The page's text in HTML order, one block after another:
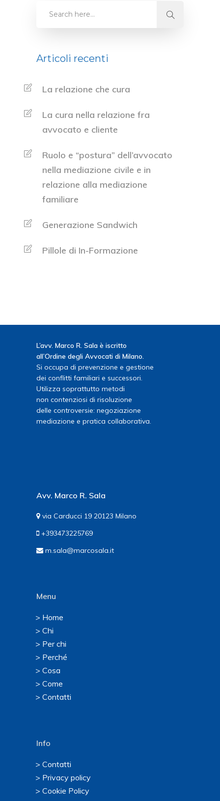
Articoli recenti
La relazione che cura
La cura nella relazione fra
avvocato e cliente
Ruolo e “postura” dell’avvocato
nella mediazione civile e in
relazione alla mediazione
familiare
Generazione Sandwich
Pillole di In-Formazione
L’avv. Marco R. Sala è iscritto
all’Ordine degli Avvocati di Milano.
Si occupa di prevenzione e gestione
dei conflitti familiari e successori.
Utilizza soprattutto metodi
non contenziosi di risoluzione
delle controversie: negoziazione
mediazione e pratica collaborativa.
Avv. Marco R. Sala
via Carducci 19 20123 Milano
+393473225769
m.sala@marcosala.it
Menu
> Home
> Chi
> Per chi
> Perché
> Cosa
> Come
> Contatti
Info
> Contatti
> Privacy policy
> Cookie Policy